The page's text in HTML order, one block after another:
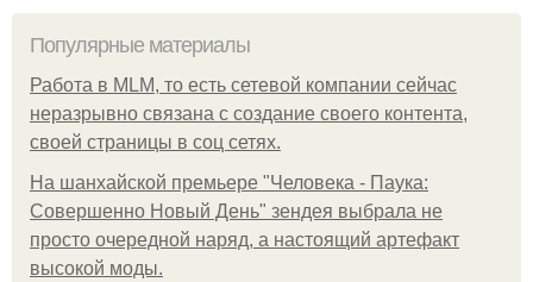
Популярные материалы
Работа в MLM, то есть сетевой компании сейчас
неразрывно связана с создание своего контента,
своей страницы в соц сетях.
На шанхайской премьере "Человека - Паука:
Совершенно Новый День" зендея выбрала не
просто очередной наряд, а настоящий артефакт
высокой моды.